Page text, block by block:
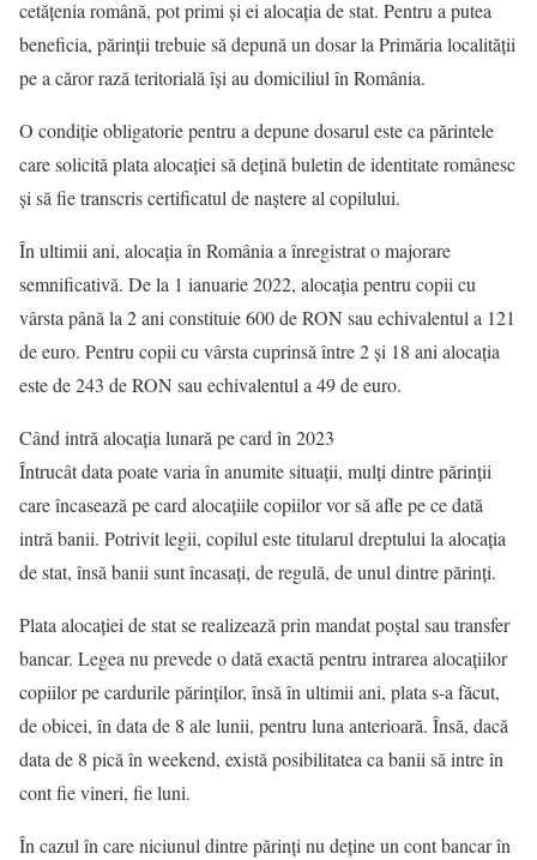
cetățenia română, pot primi şi ei alocația de stat. Pentru a putea
beneficia, părinții trebuie să depună un dosar la Primăria localității
pe a căror rază teritorială își au domiciliul în România.
O condiție obligatorie pentru a depune dosarul este ca părintele
care solicită plata alocației să dețină buletin de identitate românesc
și să fie transcris certificatul de naștere al copilului.
În ultimii ani, alocaţia în România a înregistrat o majorare
semnificativă. De la 1 ianuarie 2022, alocația pentru copii cu
vârsta până la 2 ani constituie 600 de RON sau echivalentul a 121
de euro. Pentru copii cu vârsta cuprinsă între 2 și 18 ani alocația
este de 243 de RON sau echivalentul a 49 de euro.
Când intră alocația lunară pe card în 2023
Întrucât data poate varia în anumite situații, mulți dintre părinții
care încasează pe card alocațiile copiilor vor să afle pe ce dată
intră banii. Potrivit legii, copilul este titularul dreptului la alocația
de stat, însă banii sunt încasați, de regulă, de unul dintre părinți.
Plata alocației de stat se realizează prin mandat poștal sau transfer
bancar. Legea nu prevede o dată exactă pentru intrarea alocațiilor
copiilor pe cardurile părinților, însă în ultimii ani, plata s-a făcut,
de obicei, în data de 8 ale lunii, pentru luna anterioară. Însă, dacă
data de 8 pică în weekend, există posibilitatea ca banii să intre în
cont fie vineri, fie luni.
În cazul în care niciunul dintre părinți nu deține un cont bancar în